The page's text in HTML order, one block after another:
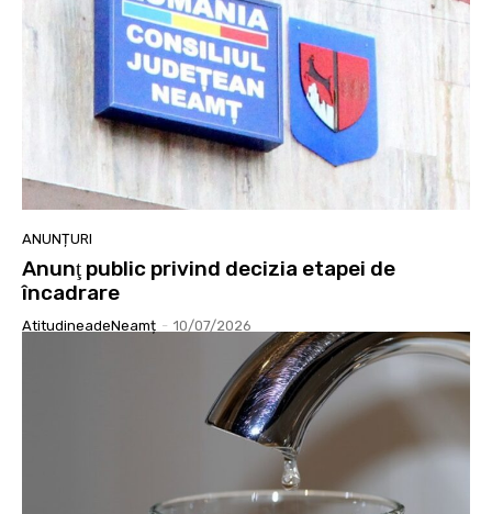
ANUNȚURI
Anunţ public privind decizia etapei de
încadrare
AtitudineadeNeamț - 10/07/2026